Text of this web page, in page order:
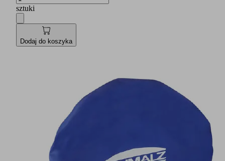
sztuki
Dodaj do koszyka